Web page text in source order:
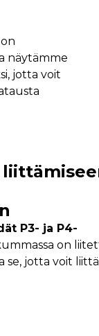
näytämme
jotta voit
P3- ja P4-
on
se, jotta voit